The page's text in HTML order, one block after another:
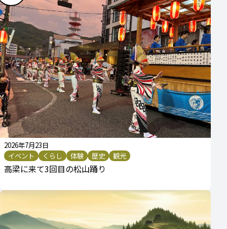
2026年7月23日
イベント
くらし 体験 歴史 観光
高梁に来て3回目の松山踊り